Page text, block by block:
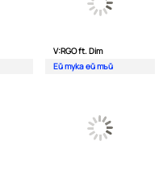
V:RGO ft. Dim
Ей тука ей тъй